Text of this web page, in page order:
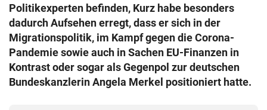
Politikexperten befinden, Kurz habe besonders
dadurch Aufsehen erregt, dass er sich in der
Migrationspolitik, im Kampf gegen die Corona-
Pandemie sowie auch in Sachen EU-Finanzen in
Kontrast oder sogar als Gegenpol zur deutschen
Bundeskanzlerin Angela Merkel positioniert hatte.